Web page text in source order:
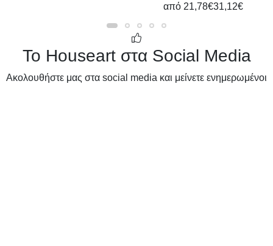
από 21,78€31,12€
Το Houseart στα Social Media
Ακολουθήστε μας στα social media και μείνετε ενημερωμένοι